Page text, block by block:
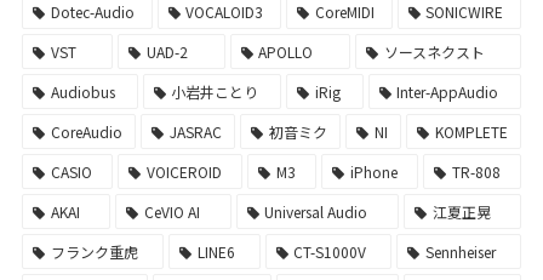
Dotec-Audio
VOCALOID3 CoreMIDI
SONICWIRE
VST
UAD-2 APOLLO
ソースネクスト
Audiobus
小岩井ことり iRig
Inter-AppAudio
CoreAudio
JASRAC 初音ミク NI
KOMPLETE
CASIO
VOICEROID M3 iPhone
TR-808
AKAI
CeVIO AI Universal Audio
江夏正晃
フランク重虎
LINE6 CT-S1000V
Sennheiser